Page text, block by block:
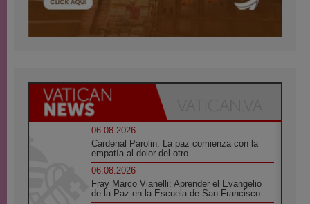
06.08.2026
Cardenal Parolin: La paz comienza con la
empatía al dolor del otro
06.08.2026
Fray Marco Vianelli: Aprender el Evangelio
de la Paz en la Escuela de San Francisco